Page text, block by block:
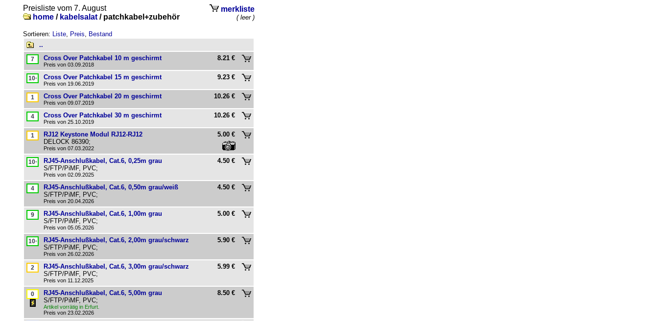
Preisliste vom 7. August
home / kabelsalat / patchkabel+zubehör
merkliste
( leer )
Sortieren: Liste, Preis, Bestand
..
Cross Over Patchkabel 10 m geschirmt
Preis von 03.09.2018
8.21 €
Cross Over Patchkabel 15 m geschirmt
Preis von 19.06.2019
9.23 €
Cross Over Patchkabel 20 m geschirmt
Preis von 09.07.2019
10.26 €
Cross Over Patchkabel 30 m geschirmt
Preis von 25.10.2019
10.26 €
RJ12 Keystone Modul RJ12-RJ12
DELOCK 86390;
Preis von 07.03.2022
5.00 €
RJ45-Anschlußkabel, Cat.6, 0,25m grau
S/FTP/PiMF, PVC;
Preis von 02.09.2025
4.50 €
RJ45-Anschlußkabel, Cat.6, 0,50m grau/weiß
S/FTP/PiMF, PVC;
Preis von 20.04.2026
4.50 €
RJ45-Anschlußkabel, Cat.6, 1,00m grau
S/FTP/PiMF, PVC;
Preis von 05.05.2026
5.00 €
RJ45-Anschlußkabel, Cat.6, 2,00m grau/schwarz
S/FTP/PiMF, PVC;
Preis von 26.02.2026
5.90 €
RJ45-Anschlußkabel, Cat.6, 3,00m grau/schwarz
S/FTP/PiMF, PVC;
Preis von 11.12.2025
5.99 €
RJ45-Anschlußkabel, Cat.6, 5,00m grau
S/FTP/PiMF, PVC;
Artikel vorrätig in Erfurt.
Preis von 23.02.2026
8.50 €